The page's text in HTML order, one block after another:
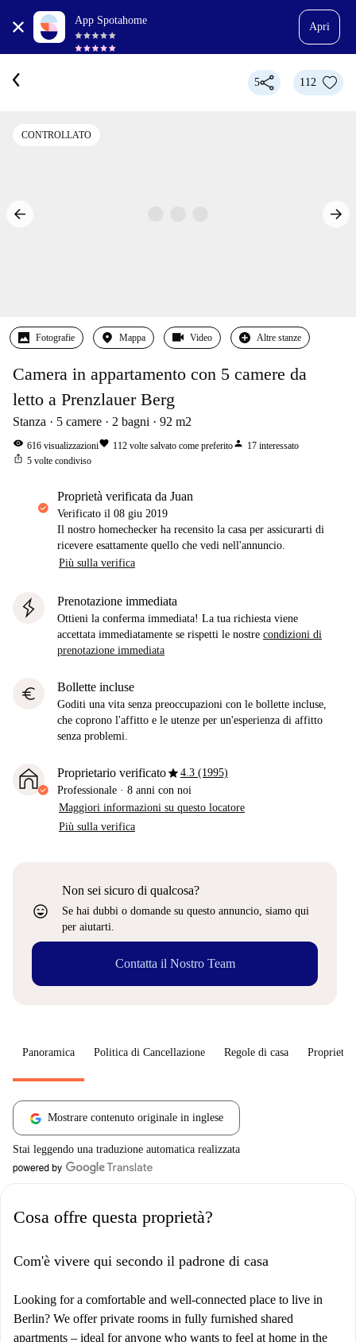
App Spotahome
Apri
5 112
CONTROLLATO
Fotografie Mappa Video Altre stanze
Camera in appartamento con 5 camere da
letto a Prenzlauer Berg
Stanza 5 camere 2 bagni 92 m2
visibility 616 visualizzazionifavorite 112 volte salvato come preferitoperson 17 interessato
ios_share 5 volte condiviso
proprietà verificata da Juan
Verificato il 08 giu 2019
Il nostro homechecker ha recensito la casa per assicurarti di
ricevere esattamente quello che vedi nell'annuncio.
Più sulla verifica
Prenotazione immediata
Ottieni la conferma immediata! La tua richiesta viene
accettata immediatamente se rispetti le nostre condizioni di
prenotazione immediata
euro Bollette incluse
Goditi una vita senza preoccupazioni con le bollette incluse,
che coprono l'affitto e le utenze per un'esperienza di affitto
senza problemi.
Proprietario verificatostar4.3 (1995)
Professionale · 8 anni con noi
Maggiori informazioni su questo locatore
Più sulla verifica
sentiment_very_satisfied
Non sei sicuro di qualcosa?
Se hai dubbi o domande su questo annuncio, siamo qui
per aiutarti.
Contatta il Nostro Team
Panoramica Politica di Cancellazione Regole di casa
Mostrare contenuto originale in inglese
Stai leggendo una traduzione automatica realizzata
Cosa offre questa proprietà?
Com'è vivere qui secondo il padrone di casa
Looking for a comfortable and well-connected place to live in
Berlin? We offer private rooms in fully furnished shared
apartments – ideal for anyone who wants to feel at home in the